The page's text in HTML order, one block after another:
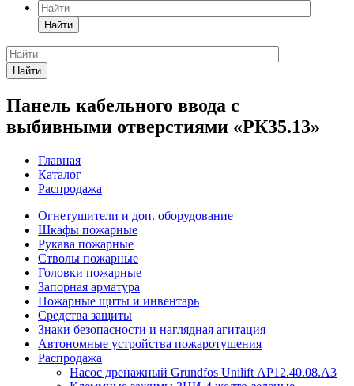
Найти
Найти
Панель кабельного ввода с
выбивными отверстиями «РК35.13»
Главная
Каталог
Распродажа
Огнетушители и доп. оборудование
Шкафы пожарные
Рукава пожарные
Стволы пожарные
Головки пожарные
Запорная арматура
Пожарные щиты и инвентарь
Средства защиты
Знаки безопасности и наглядная агитация
Автономные устройства пожаротушения
Распродажа
Насос дренажный Grundfos Unilift АP12.40.08.A3